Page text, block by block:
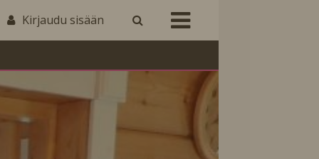
Kirjaudu sisään